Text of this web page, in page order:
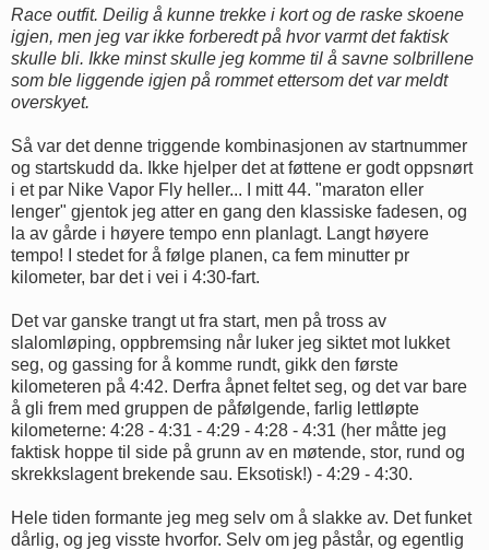
Race outfit. Deilig å kunne trekke i kort og de raske skoene
igjen, men jeg var ikke forberedt på hvor varmt det faktisk
skulle bli. Ikke minst skulle jeg komme til å savne solbrillene
som ble liggende igjen på rommet ettersom det var meldt
overskyet.
Så var det denne triggende kombinasjonen av startnummer
og startskudd da. Ikke hjelper det at føttene er godt oppsnørt
i et par Nike Vapor Fly heller... I mitt 44. "maraton eller
lenger" gjentok jeg atter en gang den klassiske fadesen, og
la av gårde i høyere tempo enn planlagt. Langt høyere
tempo! I stedet for å følge planen, ca fem minutter pr
kilometer, bar det i vei i 4:30-fart.
Det var ganske trangt ut fra start, men på tross av
slalomløping, oppbremsing når luker jeg siktet mot lukket
seg, og gassing for å komme rundt, gikk den første
kilometeren på 4:42. Derfra åpnet feltet seg, og det var bare
å gli frem med gruppen de påfølgende, farlig lettløpte
kilometerne: 4:28 - 4:31 - 4:29 - 4:28 - 4:31 (her måtte jeg
faktisk hoppe til side på grunn av en møtende, stor, rund og
skrekkslagent brekende sau. Eksotisk!) - 4:29 - 4:30.
Hele tiden formante jeg meg selv om å slakke av. Det funket
dårlig, og jeg visste hvorfor. Selv om jeg påstår, og egentlig